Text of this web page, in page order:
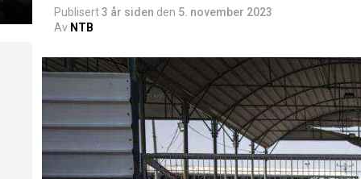
Publisert3 år siden den 5. november 2023
Av NTB